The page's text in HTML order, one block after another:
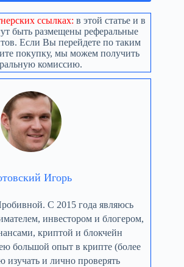
ссылках: в этой статье и в
быть размещены реферальные
Если Вы перейдете по таким
покупку, мы можем получить
комиссию.
Игорь
С 2015 года являюсь
инвестором и блогером,
криптой и блокчейн
большой опыт в крипте (более
изучать и лично проверять